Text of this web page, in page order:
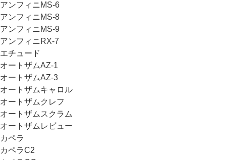
アンフィニMS-6
アンフィニMS-8
アンフィニMS-9
アンフィニRX-7
エチュード
オートザムAZ-1
オートザムAZ-3
オートザムキャロル
オートザムクレフ
オートザムスクラム
オートザムレビュー
カペラ
カペラC2